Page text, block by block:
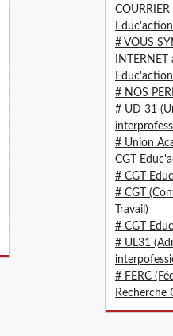
COURRIER
# VOUS
INTERNET
Educ'action
# NOS
# UD 31
# Union
CGT
# CGT
# CGT
Travail)
# CGT
# UL31
# FERC
Recherche